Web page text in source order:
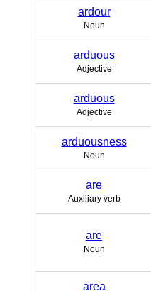
ardour
Noun
arduous
Adjective
arduous
Adjective
arduousness
Noun
are
Auxiliary verb
are
Noun
area